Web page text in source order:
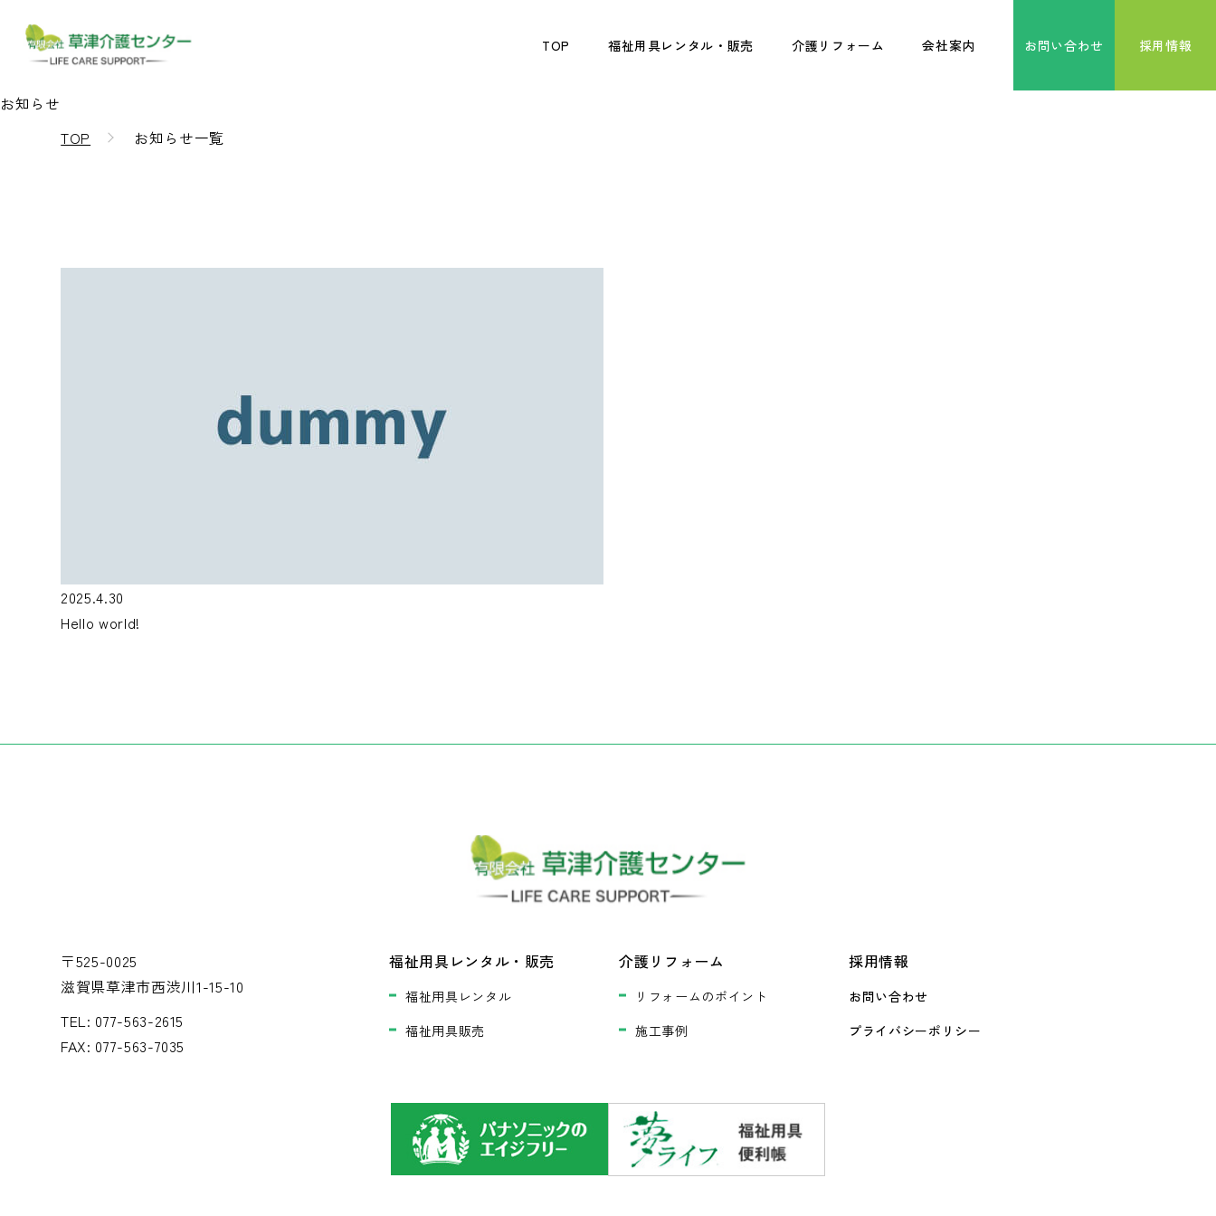
TOP 福祉用具レンタル・販売 介護リフォーム 会社案内 お問い合わせ 採用情報
お知らせ
TOP
お知らせ一覧
2025.4.30
Hello world!
〒525-0025
滋賀県草津市西渋川1-15-10
TEL: 077-563-2615
FAX: 077-563-7035
福祉用具レンタル・販売
福祉用具レンタル
福祉用具販売
介護リフォーム
リフォームのポイント
施工事例
採用情報
お問い合わせ
プライバシーポリシー